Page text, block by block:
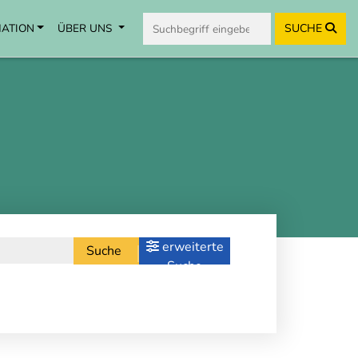
ÜBER UNS SUCHE
Suche
erweiterte
Suche